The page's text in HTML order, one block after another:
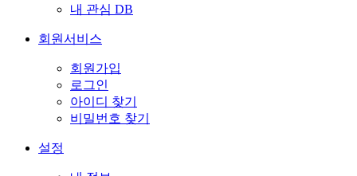
내 관심 DB
회원서비스
회원가입
로그인
아이디 찾기
비밀번호 찾기
설정